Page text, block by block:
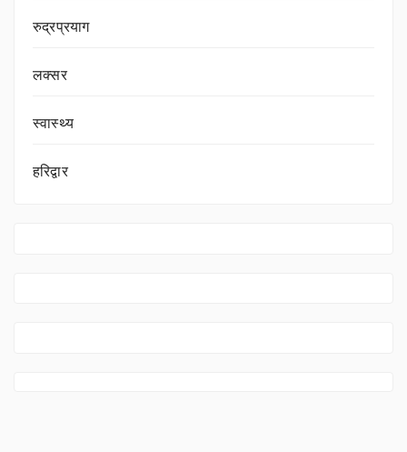
रुद्रप्रयाग
लक्सर
स्वास्थ्य
हरिद्वार